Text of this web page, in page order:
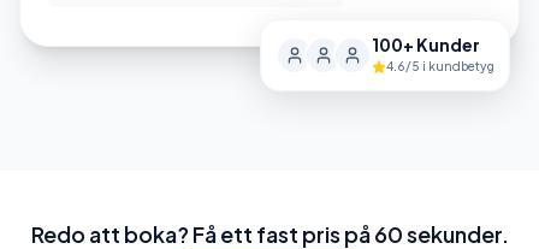
100+ Kunder
4.6/5 i kundbetyg
Redo att boka? Få ett fast pris på 60 sekunder.